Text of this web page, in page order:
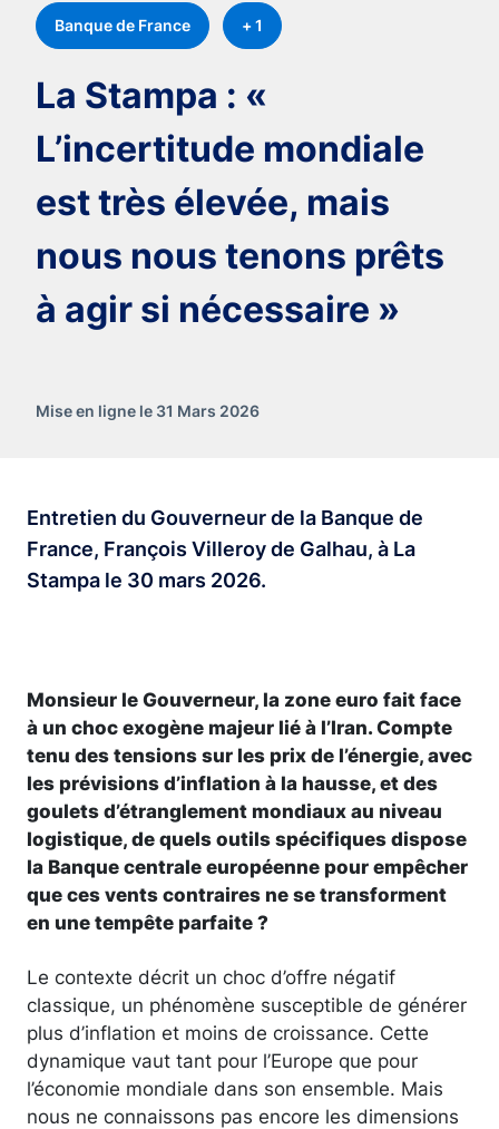
Banque de France + 1
La Stampa : «
L’incertitude mondiale
est très élevée, mais
nous nous tenons prêts
à agir si nécessaire »
Mise en ligne le 31 Mars 2026
Entretien du Gouverneur de la Banque de
France, François Villeroy de Galhau, à La
Stampa le 30 mars 2026.
Monsieur le Gouverneur, la zone euro fait face
à un choc exogène majeur lié à l’Iran. Compte
tenu des tensions sur les prix de l’énergie, avec
les prévisions d’inflation à la hausse, et des
goulets d’étranglement mondiaux au niveau
logistique, de quels outils spécifiques dispose
la Banque centrale européenne pour empêcher
que ces vents contraires ne se transforment
en une tempête parfaite ?
Le contexte décrit un choc d’offre négatif
classique, un phénomène susceptible de générer
plus d’inflation et moins de croissance. Cette
dynamique vaut tant pour l’Europe que pour
l’économie mondiale dans son ensemble. Mais
nous ne connaissons pas encore les dimensions